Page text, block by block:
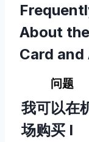
About
Card and
问题
我可以在
场购买 I